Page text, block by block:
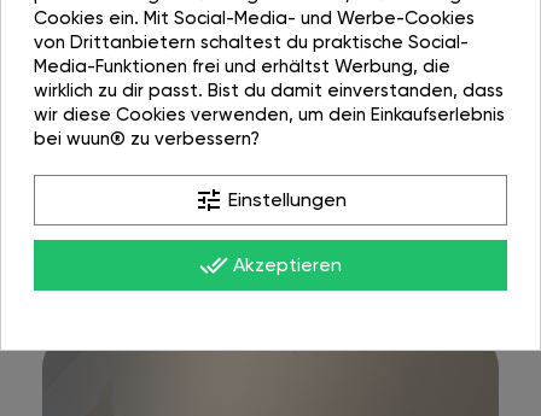
Cookies ein. Mit Social-Media- und Werbe-Cookies
von Drittanbietern schaltest du praktische Social-
Media-Funktionen frei und erhältst Werbung, die
wirklich zu dir passt. Bist du damit einverstanden, dass
wir diese Cookies verwenden, um dein Einkaufserlebnis
bei wuun® zu verbessern?
tune Einstellungen
done_all Akzeptieren